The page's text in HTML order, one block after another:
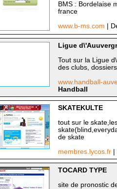
BMS : Bordelaise
france
www.b-ms.com
|
Ligue
Tout sur la Ligue
des clubs,
www.handball-
Handball
SKATEKULTE
tout sur le
de skate
membres.lycos.fr
TOCARD TYPE
site de pronostic